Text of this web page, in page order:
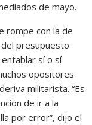
de mayo.
rompe con la de
presupuesto
sí o sí
opositores
militarista. “Es
de ir a la
por error”, dijo el